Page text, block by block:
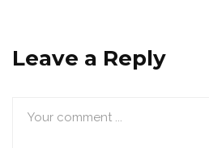
Leave a Reply